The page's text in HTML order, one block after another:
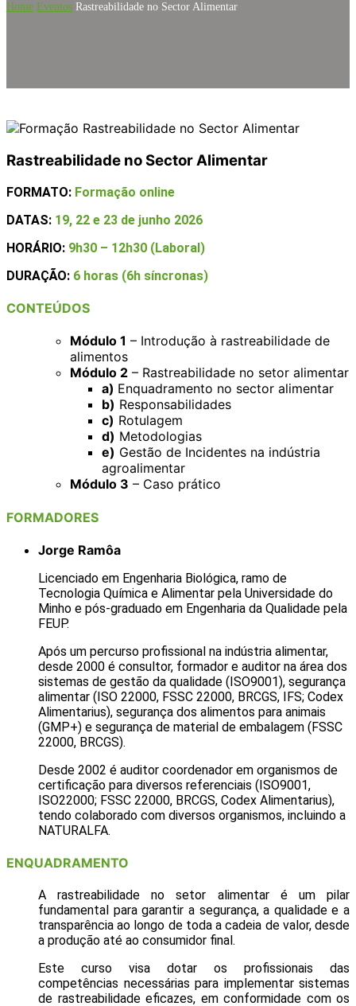
Home Eventos Rastreabilidade no Sector Alimentar
Rastreabilidade no Sector Alimentar
FORMATO: Formação online
DATAS: 19, 22 e 23 de junho 2026
HORÁRIO: 9h30 – 12h30 (Laboral)
DURAÇÃO: 6 horas (6h síncronas)
CONTEÚDOS
Módulo 1 – Introdução à rastreabilidade de
alimentos
Módulo 2 – Rastreabilidade no setor alimentar
a) Enquadramento no sector alimentar
b) Responsabilidades
c) Rotulagem
d) Metodologias
e) Gestão de Incidentes na indústria
agroalimentar
Módulo 3 – Caso prático
FORMADORES
Jorge Ramôa
Licenciado em Engenharia Biológica, ramo de
Tecnologia Química e Alimentar pela Universidade do
Minho e pós-graduado em Engenharia da Qualidade pela
FEUP.
Após um percurso profissional na indústria alimentar,
desde 2000 é consultor, formador e auditor na área dos
sistemas de gestão da qualidade (ISO9001), segurança
alimentar (ISO 22000, FSSC 22000, BRCGS, IFS; Codex
Alimentarius), segurança dos alimentos para animais
(GMP+) e segurança de material de embalagem (FSSC
22000, BRCGS).
Desde 2002 é auditor coordenador em organismos de
certificação para diversos referenciais (ISO9001,
ISO22000; FSSC 22000, BRCGS, Codex Alimentarius),
tendo colaborado com diversos organismos, incluindo a
NATURALFA.
ENQUADRAMENTO
A rastreabilidade no setor alimentar é um pilar
fundamental para garantir a segurança, a qualidade e a
transparência ao longo de toda a cadeia de valor, desde
a produção até ao consumidor final.
Este curso visa dotar os profissionais das
competências necessárias para implementar sistemas
de rastreabilidade eficazes, em conformidade com os